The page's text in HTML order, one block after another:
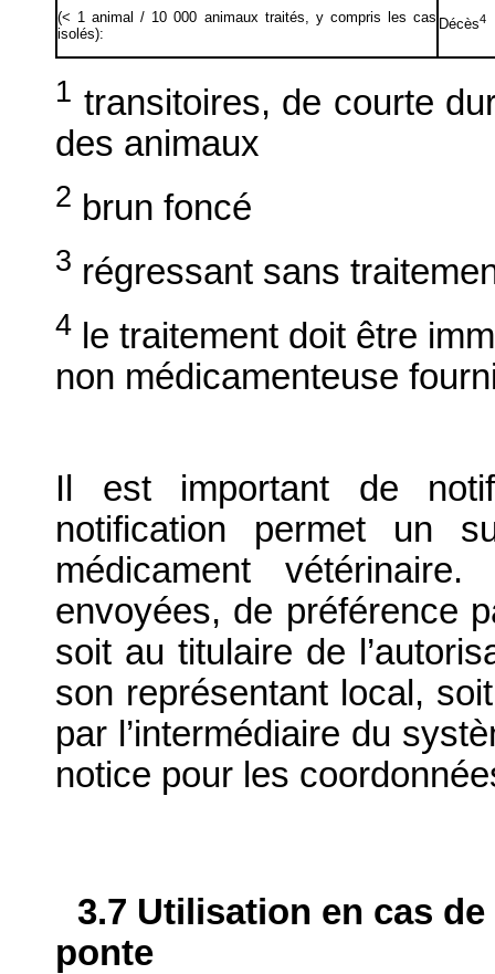
(< 1 animal / 10 000 animaux traités, y compris les cas
isolés):
Décès4
1 transitoires, de courte
des animaux
2 brun foncé
3 régressant sans
4 le traitement doit être
non médicamenteuse
Il est important de
notification permet un
médicament
envoyées, de préférence
soit au titulaire de
son représentant local,
par l’intermédiaire du
notice pour les
3.7 Utilisation en cas
ponte